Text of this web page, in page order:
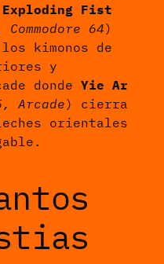
Fist
64)
kimonos de
y
donde Yie Ar
Arcade) cierra
orientales